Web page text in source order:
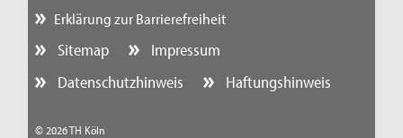
Erklärung zur Barrierefreiheit
Sitemap
Impressum
Datenschutzhinweis
Haftungshinweis
© 2026 TH Köln